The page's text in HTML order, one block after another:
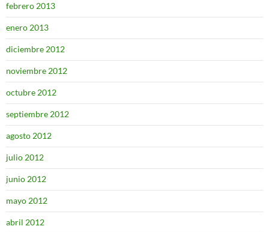
febrero 2013
enero 2013
diciembre 2012
noviembre 2012
octubre 2012
septiembre 2012
agosto 2012
julio 2012
junio 2012
mayo 2012
abril 2012